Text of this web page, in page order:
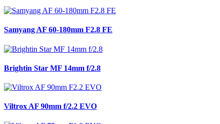
Samyang AF 60-180mm F2.8 FE
Brightin Star MF 14mm f/2.8
Viltrox AF 90mm f/2.2 EVO